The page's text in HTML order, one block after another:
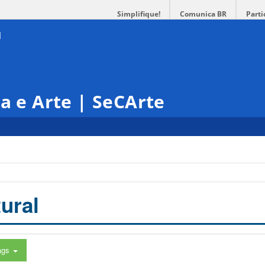
Simplifique! Comunica BR
e Arte | SeCArte